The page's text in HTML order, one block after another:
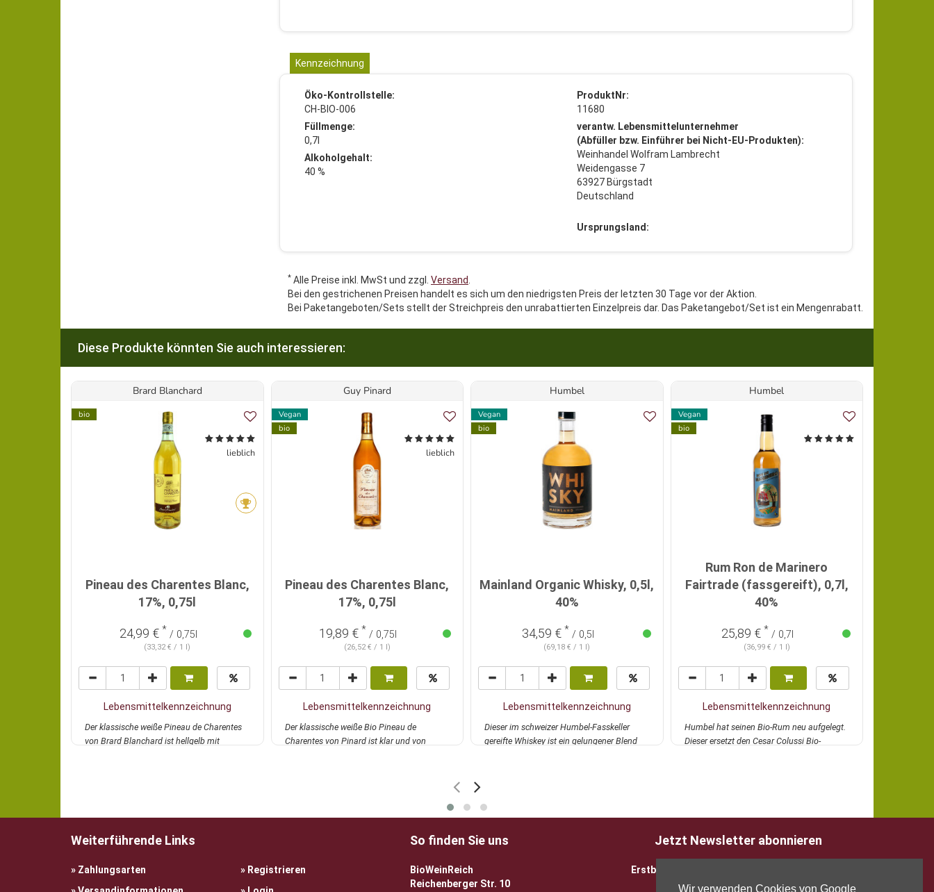
Wir verwenden Cookies von Google
Kennzeichnung
Öko-Kontrollstelle:
CH-BIO-006
Füllmenge:
0,7l
Alkoholgehalt:
40 %
ProduktNr:
11680
verantw. Lebensmittelunternehmer
(Abfüller bzw. Einführer bei Nicht-EU-Produkten):
Weinhandel Wolfram Lambrecht
Weidengasse 7
63927 Bürgstadt
Deutschland
Ursprungsland:
* Alle Preise inkl. MwSt und zzgl. Versand
Bei den gestrichenen Preisen handelt es sich um den niedrigsten Preis der letzten 30 Tage vor der Aktion.
Bei Paketangeboten/Sets stellt der Streichpreis den unrabattierten Einzelpreis dar. Das Paketangebot/Set ist ein Mengenrabatt.
Diese Produkte könnten Sie auch interessieren:
Brard Blanchard
bio
lieblich
Pineau des Charentes Blanc,
17%, 0,75l
24,99 € * / 0,75l
(33,32 € / 1 l)
Lebensmittelkennzeichnung
Der klassische weiße Pineau de Charentes
von Brard Blanchard ist hellgelb mit
Guy Pinard
Vegan
bio
lieblich
Pineau des Charentes Blanc,
17%, 0,75l
19,89 € * / 0,75l
(26,52 € / 1 l)
Lebensmittelkennzeichnung
Der klassische weiße Bio Pineau de
Charentes von Pinard ist klar und von
Humbel
Vegan
bio
Mainland Organic Whisky, 0,5l,
40%
34,59 € * / 0,5l
(69,18 € / 1 l)
Lebensmittelkennzeichnung
Dieser im schweizer Humbel-Fasskeller
gereifte Whiskey ist ein gelungener Blend
Humbel
Vegan
bio
Rum Ron de Marinero
Fairtrade (fassgereift), 0,7l,
40%
25,89 € * / 0,7l
(36,99 € / 1 l)
Lebensmittelkennzeichnung
Humbel hat seinen Bio-Rum neu aufgelegt.
Dieser ersetzt den Cesar Colussi Bio-
Weiterführende Links
Zahlungsarten
Registrieren
So finden Sie uns
BioWeinReich
Reichenberger Str. 10
Jetzt Newsletter abonnieren
Erstbesteller sparen 5 EUR mit Gutscheincode